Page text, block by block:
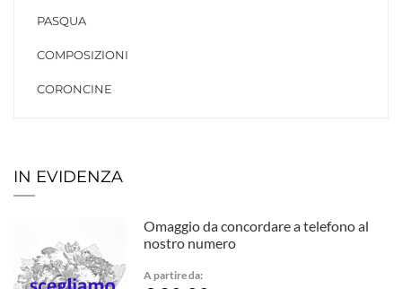
PASQUA
COMPOSIZIONI
CORONCINE
IN EVIDENZA
Omaggio da concordare a telefono al
nostro numero
A partire da: